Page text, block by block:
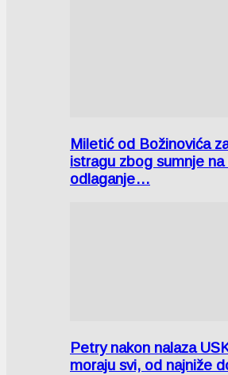
Miletić od Božinovića
istragu zbog sumnje
odlaganje…
Petry nakon nalaza
moraju svi, od najniže